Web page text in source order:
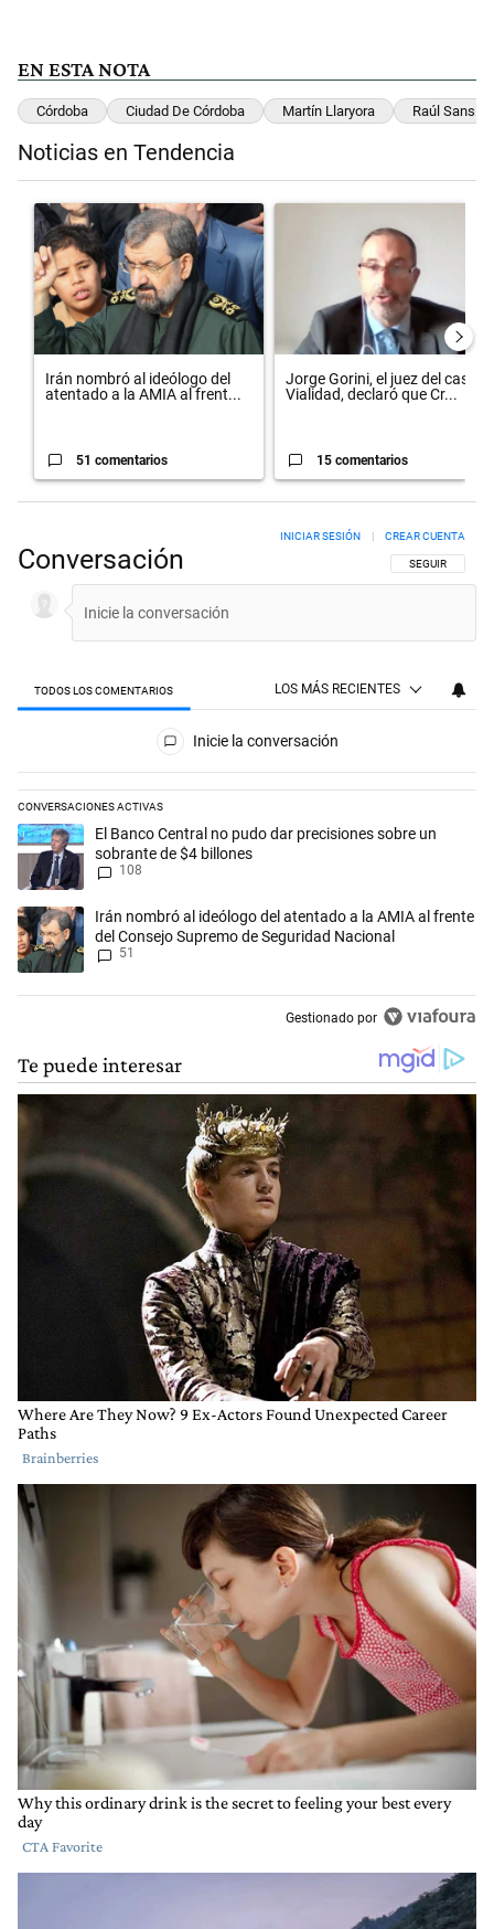
EN ESTA NOTA
Córdoba Ciudad De Córdoba Martín Llaryora Raúl Sansica
Noticias en Tendencia
Un artículo de tendencia con el título "Irán nombró al ideólogo del
Irán nombró al ideólogo del
atentado a la AMIA al frent...
51 comentarios
Un artículo de tendencia con el
Jorge Gorini, el juez del caso
Vialidad, declaró que Cr...
15 comentarios
Conversación SIGA ESTA
SEGUIR
INICIAR SESIÓN CREAR CUENTA
TODOS LOS COMENTARIOS LOS MÁS RECIENTES
Todos los comentarios
Inicie la conversación
CONVERSACIONES ACTIVAS
Este listado muestra los artículos con más comentarios en los
Un artículo de tendencia con el título "El Banco Central no pudo dar
El Banco Central no pudo dar precisiones sobre un
sobrante de $4 billones
108
Un artículo de tendencia con el título "Irán nombró al ideólogo del
Irán nombró al ideólogo del atentado a la AMIA al frente
del Consejo Supremo de Seguridad Nacional
51
Gestionado por